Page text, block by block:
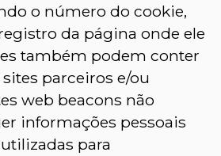
o número do cookie,
da página onde ele
também podem conter
parceiros e/ou
web beacons não
informações pessoais
para